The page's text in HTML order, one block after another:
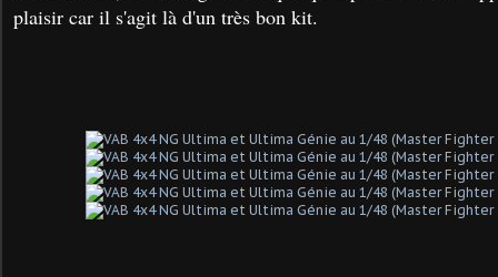
plaisir car il s'agit là d'un très bon kit.